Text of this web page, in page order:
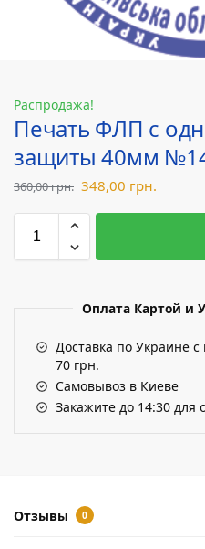
Распродажа!
Печать ФЛП с
защиты 40мм
360,00грн. 348,00 грн.
Оплата Картой и
Доставка по Украине
70 грн.
Самовывоз в Киеве
Закажите до 14:30 для
Отзывы 0